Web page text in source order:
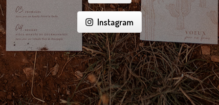
Instagram